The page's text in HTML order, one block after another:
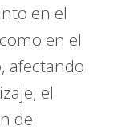
en el
en el
afectando
el
de